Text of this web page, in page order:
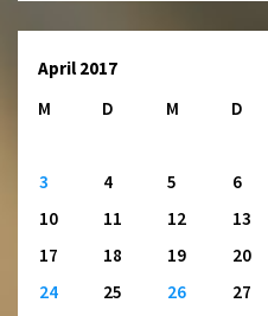
April 2017
M
D M D
3
4 5 6
10
11 12 13
17
18 19 20
24
25 26 27